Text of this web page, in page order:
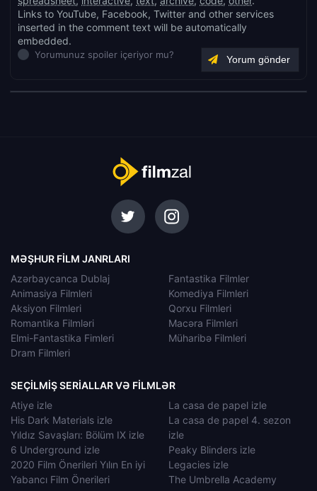
Links to YouTube, Facebook, Twitter and other services
inserted in the comment text will be automatically
embedded.
Yorumunuz spoiler içeriyor mu?
MƏŞHUR FILM JANRLARI
Azərbaycanca Dublaj
Animasiya Filmleri
Aksiyon Filmleri
Romantika Filmləri
Elmi-Fantastika Fimleri
Dram Filmleri
Fantastika Filmler
Komediya Filmleri
Qorxu Filmleri
Macəra Filmleri
Müharibə Filmleri
SEÇILMIŞ SERIALLAR VƏ FILMLƏR
Atiye izle
His Dark Materials izle
Yıldız Savaşları: Bölüm IX izle
6 Underground izle
2020 Film Önerileri Yılın En iyi
Yabancı Film Önerileri
La casa de papel izle
La casa de papel 4. sezon
izle
Peaky Blinders izle
Legacies izle
The Umbrella Academy